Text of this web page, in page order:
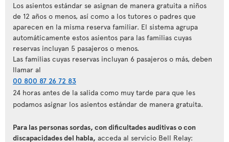
Los asientos estándar se asignan de manera gratuita a niños
de 12 años o menos, así como a los tutores o padres que
aparecen en la misma reserva familiar. El sistema agrupa
automáticamente estos asientos para las familias cuyas
reservas incluyan 5 pasajeros o menos.
Las familias cuyas reservas incluyan 6 pasajeros o más, deben
llamar al
00 800 87 26 72 83
24 horas antes de la salida como muy tarde para que les
podamos asignar los asientos estándar de manera gratuita.
Para las personas sordas, con dificultades auditivas o con
discapacidades del habla, acceda al servicio Bell Relay: